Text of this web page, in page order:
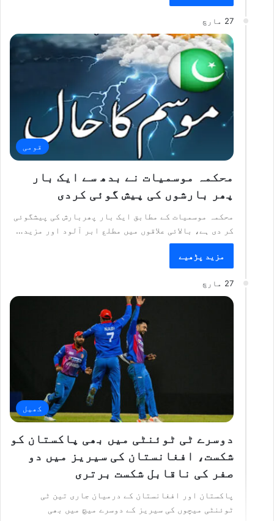
27 مارچ
قومی
محکمہ موسمیات نے بدھ سے ایک بار
پھر بارشوں کی پیش گوئی کردی
محکمہ موسمیات کے مطابق ایک بار پھربارش کی پیشگوئی
کر دی ہے، بالائی علاقوں میں مطلع ابر آلود اور مزید…
مزید پڑھیے
27 مارچ
کھیل
دوسرے ٹی ٹوئنٹی میں بھی پاکستان کو
شکست، افغانستان کی سیریز میں دو
صفر کی ناقابل شکست برتری
پاکستان اور افغانستان کے درمیان جاری تین ٹی
ٹوئنٹی میچوں کی سیریز کے دوسرے میچ میں بھی